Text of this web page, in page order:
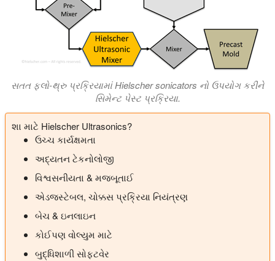
સતત ફ્લો-થ્રુ પ્રક્રિયામાં Hielscher sonicators નો ઉપયોગ કરીને
સિમેન્ટ પેસ્ટ પ્રક્રિયા.
શા માટે Hielscher Ultrasonics?
ઉચ્ચ કાર્યક્ષમતા
અદ્યતન ટેકનોલોજી
વિશ્વસનીયતા & મજબૂતાઈ
એડજસ્ટેબલ, ચોક્કસ પ્રક્રિયા નિયંત્રણ
બેચ & ઇનલાઇન
કોઈપણ વોલ્યુમ માટે
બુદ્ધિશાળી સોફ્ટવેર